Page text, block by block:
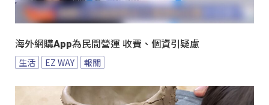
海外網購App為民間營運 收費、個資引疑慮
生活 EZ WAY 報關